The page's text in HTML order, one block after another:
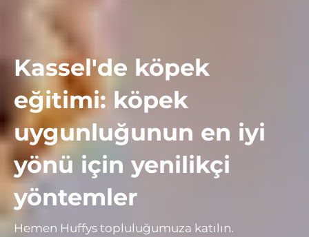
Kassel'de köpek
eğitimi: köpek
uygunluğunun en iyi
yönü için yenilikçi
yöntemler
Hemen Huffys topluluğumuza katılın.